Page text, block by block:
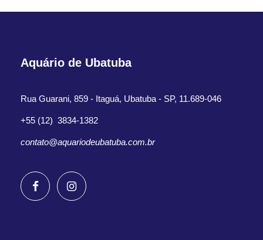
Aquário de Ubatuba
Rua Guarani, 859 - Itaguá, Ubatuba - SP, 11.689-046
+55 (12) 3834-1382
contato@aquariodeubatuba.com.br